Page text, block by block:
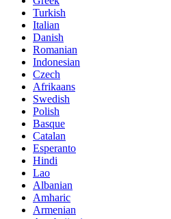
Turkish
Italian
Danish
Romanian
Indonesian
Czech
Afrikaans
Swedish
Polish
Basque
Catalan
Esperanto
Hindi
Lao
Albanian
Amharic
Armenian